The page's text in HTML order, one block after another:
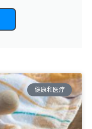
健康和医疗